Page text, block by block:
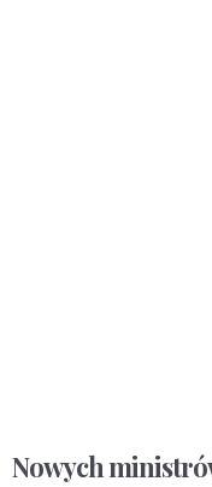
Nowych